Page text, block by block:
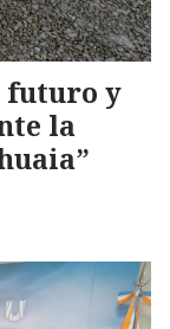
futuro y
la